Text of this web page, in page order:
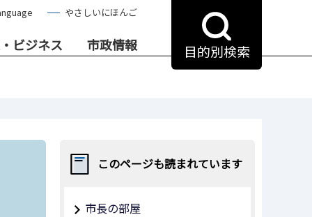
やさしいにほんご
ビジネス 市政情報 目的別検索
このページも読まれています
市長の部屋